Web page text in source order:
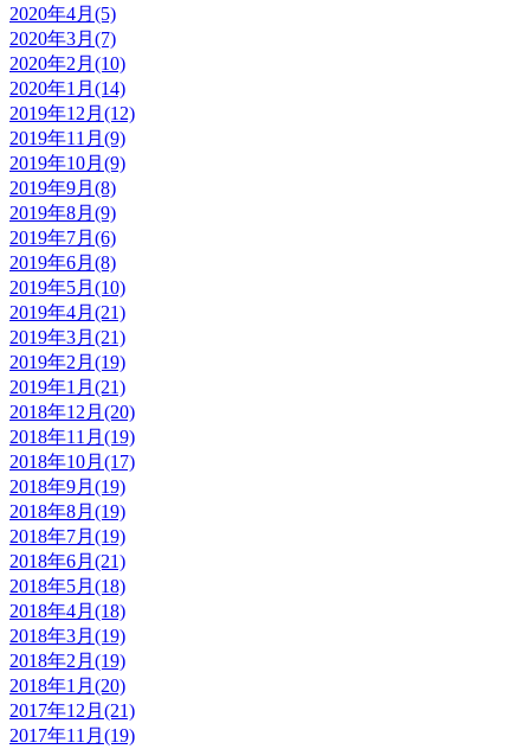
2020年4月(5)
2020年3月(7)
2020年2月(10)
2020年1月(14)
2019年12月(12)
2019年11月(9)
2019年10月(9)
2019年9月(8)
2019年8月(9)
2019年7月(6)
2019年6月(8)
2019年5月(10)
2019年4月(21)
2019年3月(21)
2019年2月(19)
2019年1月(21)
2018年12月(20)
2018年11月(19)
2018年10月(17)
2018年9月(19)
2018年8月(19)
2018年7月(19)
2018年6月(21)
2018年5月(18)
2018年4月(18)
2018年3月(19)
2018年2月(19)
2018年1月(20)
2017年12月(21)
2017年11月(19)